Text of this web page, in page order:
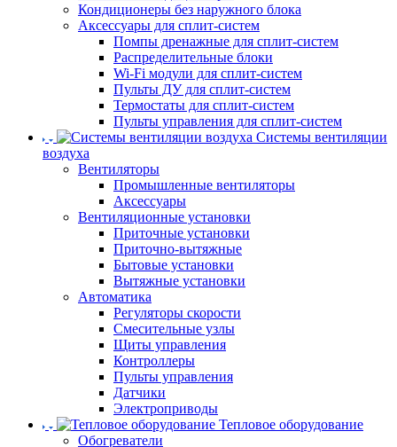
Кондиционеры без наружного блока
Аксессуары для сплит-систем
Помпы дренажные для сплит-систем
Распределительные блоки
Wi-Fi модули для сплит-систем
Пульты ДУ для сплит-систем
Термостаты для сплит-систем
Пульты управления для сплит-систем
Системы вентиляции
воздуха
Вентиляторы
Промышленные вентиляторы
Аксессуары
Вентиляционные установки
Приточные установки
Приточно-вытяжные
Бытовые установки
Вытяжные установки
Автоматика
Регуляторы скорости
Смесительные узлы
Щиты управления
Контроллеры
Пульты управления
Датчики
Электроприводы
Тепловое оборудование
Обогреватели